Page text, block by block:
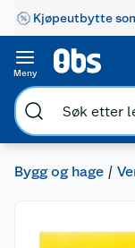
Kjøpeutbytte
Meny
Bygg og hage